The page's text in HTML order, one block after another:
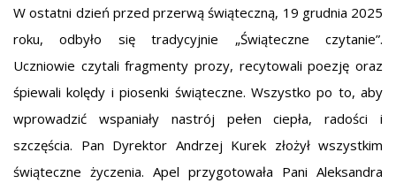
W ostatni dzień przed przerwą świąteczną, 19 grudnia 2025
roku, odbyło się tradycyjnie „Świąteczne czytanie”.
Uczniowie czytali fragmenty prozy, recytowali poezję oraz
śpiewali kolędy i piosenki świąteczne. Wszystko po to, aby
wprowadzić wspaniały nastrój pełen ciepła, radości i
szczęścia. Pan Dyrektor Andrzej Kurek złożył wszystkim
świąteczne życzenia. Apel przygotowała Pani Aleksandra